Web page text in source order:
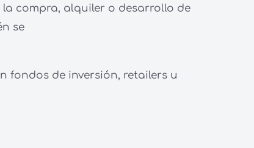
compra, alquiler o desarrollo de
se
fondos de inversión, retailers u